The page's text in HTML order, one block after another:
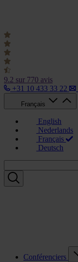
9.2 sur 770 avis
+31 10 433 33 22
Français
English
Nederlands
Français
Deutsch
Conférenciers